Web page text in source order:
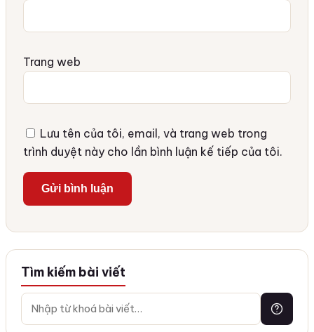
Trang web
Lưu tên của tôi, email, và trang web trong
trình duyệt này cho lần bình luận kế tiếp của tôi.
Tìm kiếm bài viết